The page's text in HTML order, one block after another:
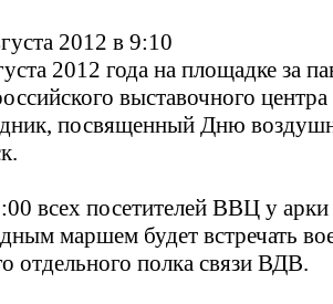
2012 в 9:10
2012 года на площадке за
выставочного центра
посвященный Дню
всех посетителей ВВЦ у арки
маршем будет встречать
отдельного полка связи ВДВ.